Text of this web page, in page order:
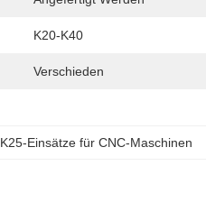
K20-K40
Verschieden
K25-Einsätze für CNC-Maschinen